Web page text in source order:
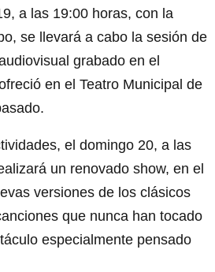
a las 19:00 horas, con la
se llevará a cabo la sesión de
grabado en el
en el Teatro Municipal de
el domingo 20, a las
un renovado show, en el
versiones de los clásicos
que nunca han tocado
especialmente pensado